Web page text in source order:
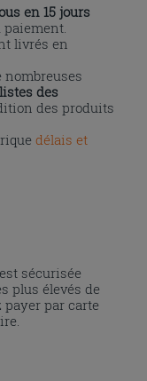
en 15 jours
livrés en
nombreuses
des
des produits
délais et
sécurisée
plus élevés de
payer par carte